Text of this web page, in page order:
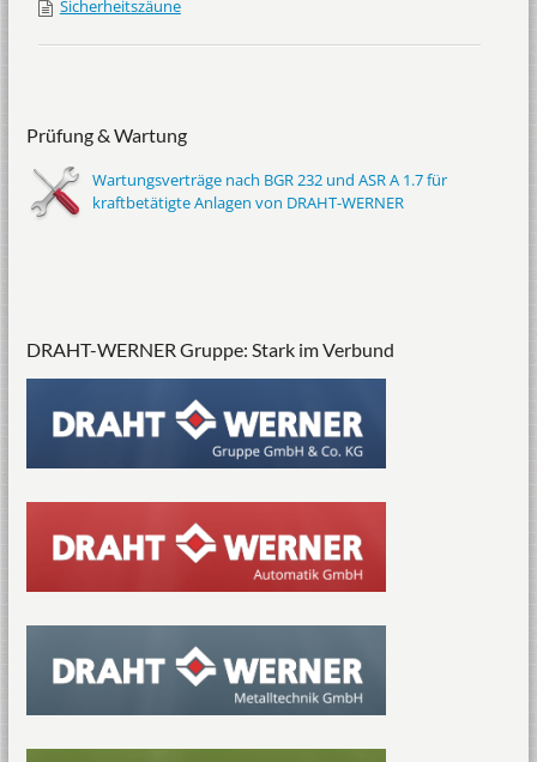
Sicherheitszäune
Prüfung & Wartung
Wartungsverträge nach BGR 232 und ASR A 1.7 für
kraftbetätigte Anlagen von DRAHT-WERNER
DRAHT-WERNER Gruppe: Stark im Verbund